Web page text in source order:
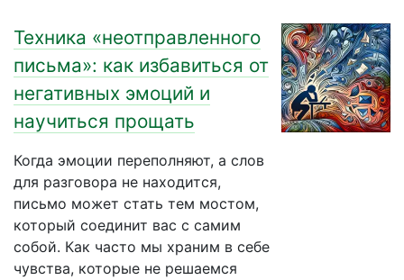
Техника «неотправленного
письма»: как избавиться от
негативных эмоций и
научиться прощать
Когда эмоции переполняют, а слов
для разговора не находится,
письмо может стать тем мостом,
который соединит вас с самим
собой. Как часто мы храним в себе
чувства, которые не решаемся